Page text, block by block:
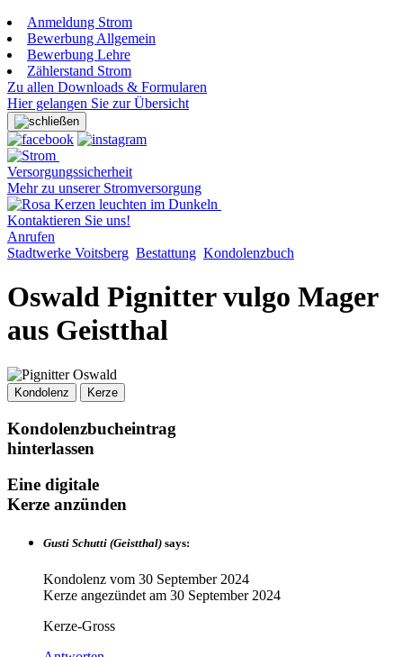
Anmeldung Strom
Bewerbung Allgemein
Bewerbung Lehre
Zählerstand Strom
Zu allen Downloads & Formularen
Hier gelangen Sie zur Übersicht
Versorgungssicherheit
Mehr zu unserer Stromversorgung
Kontaktieren Sie uns!
Anrufen
Stadtwerke Voitsberg Bestattung Kondolenzbuch
Oswald Pignitter vulgo Mager
aus Geistthal
Kondolenz Kerze
Kondolenzbucheintrag
hinterlassen
Eine digitale
Kerze anzünden
Gusti Schutti (Geistthal) says:
Kondolenz vom 30 September 2024
Kerze angezündet am 30 September 2024
Kerze-Gross